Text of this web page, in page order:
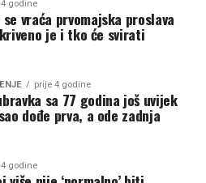
godine
vraća prvomajska proslava
je i tko će svirati
prije 4 godine
sa 77 godina još uvijek
dođe prva, a ode zadnja
godine